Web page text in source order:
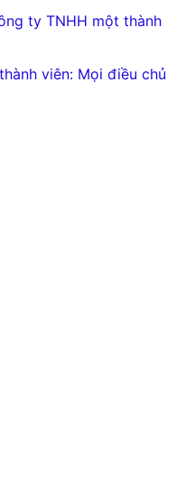
ty TNHH một thành
viên: Mọi điều chủ